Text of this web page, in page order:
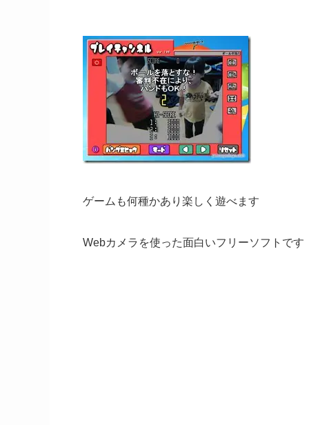
ゲームも何種かあり楽しく遊べます
Webカメラを使った面白いフリーソフトです